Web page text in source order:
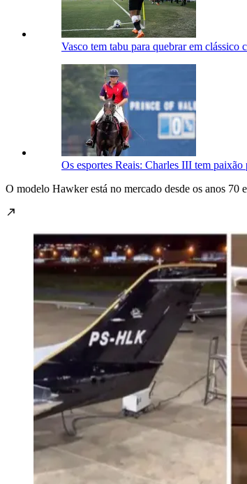
Vasco tem tabu para quebrar em clássico
Os esportes Reais: Charles III tem
O modelo Hawker está no mercado desde os anos 70